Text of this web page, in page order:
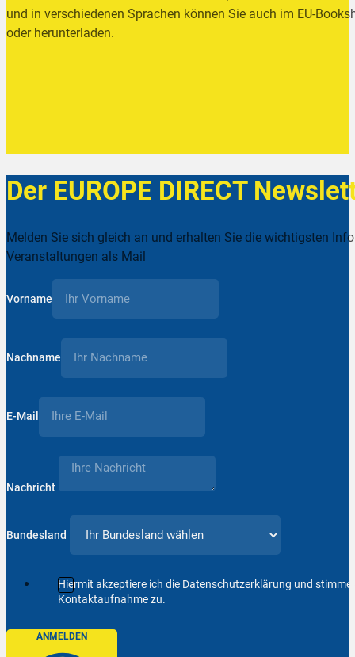
und in verschiedenen Sprachen können Sie auch im EU-
oder herunterladen.
Der EUROPE DIRECT
Melden Sie sich gleich an und erhalten Sie die wichtigsten
Veranstaltungen als Mail
Vorname
Nachname
E-Mail
Nachricht
Bundesland
Hiermit akzeptiere ich die Datenschutzerklärung und
Kontaktaufnahme zu.
ANMELDEN